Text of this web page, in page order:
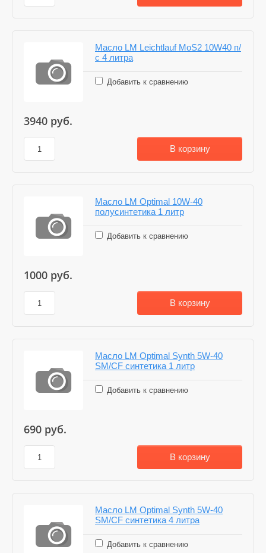
Масло LM Leichtlauf MoS2 10W40 п/
с 4 литра
Добавить к сравнению
3940 руб.
В корзину
Масло LM Optimal 10W-40
полусинтетика 1 литр
Добавить к сравнению
1000 руб.
В корзину
Масло LM Optimal Synth 5W-40
SM/CF синтетика 1 литр
Добавить к сравнению
690 руб.
В корзину
Масло LM Optimal Synth 5W-40
SM/CF синтетика 4 литра
Добавить к сравнению